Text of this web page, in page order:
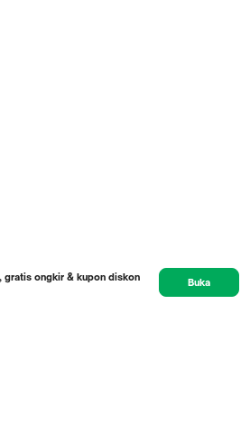
gratis ongkir & kupon diskon
Buka
Review